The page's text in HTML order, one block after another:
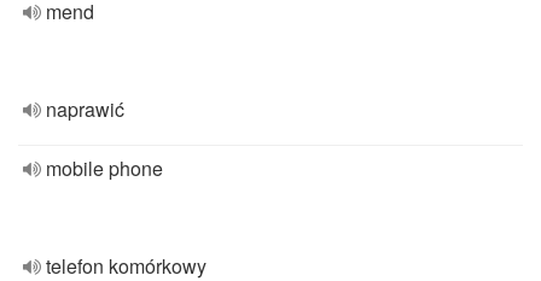
mend
naprawić
mobile phone
telefon komórkowy